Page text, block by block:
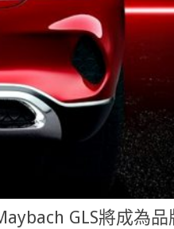
GLS將成為品